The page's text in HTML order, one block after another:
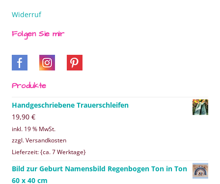
Widerruf
Folgen Sie mir
Produkte
Handgeschriebene Trauerschleifen
19,90 €
inkl. 19 % MwSt.
zzgl. Versandkosten
Lieferzeit: {ca. 7 Werktage}
Bild zur Geburt Namensbild Regenbogen Ton in Ton
60 x 40 cm